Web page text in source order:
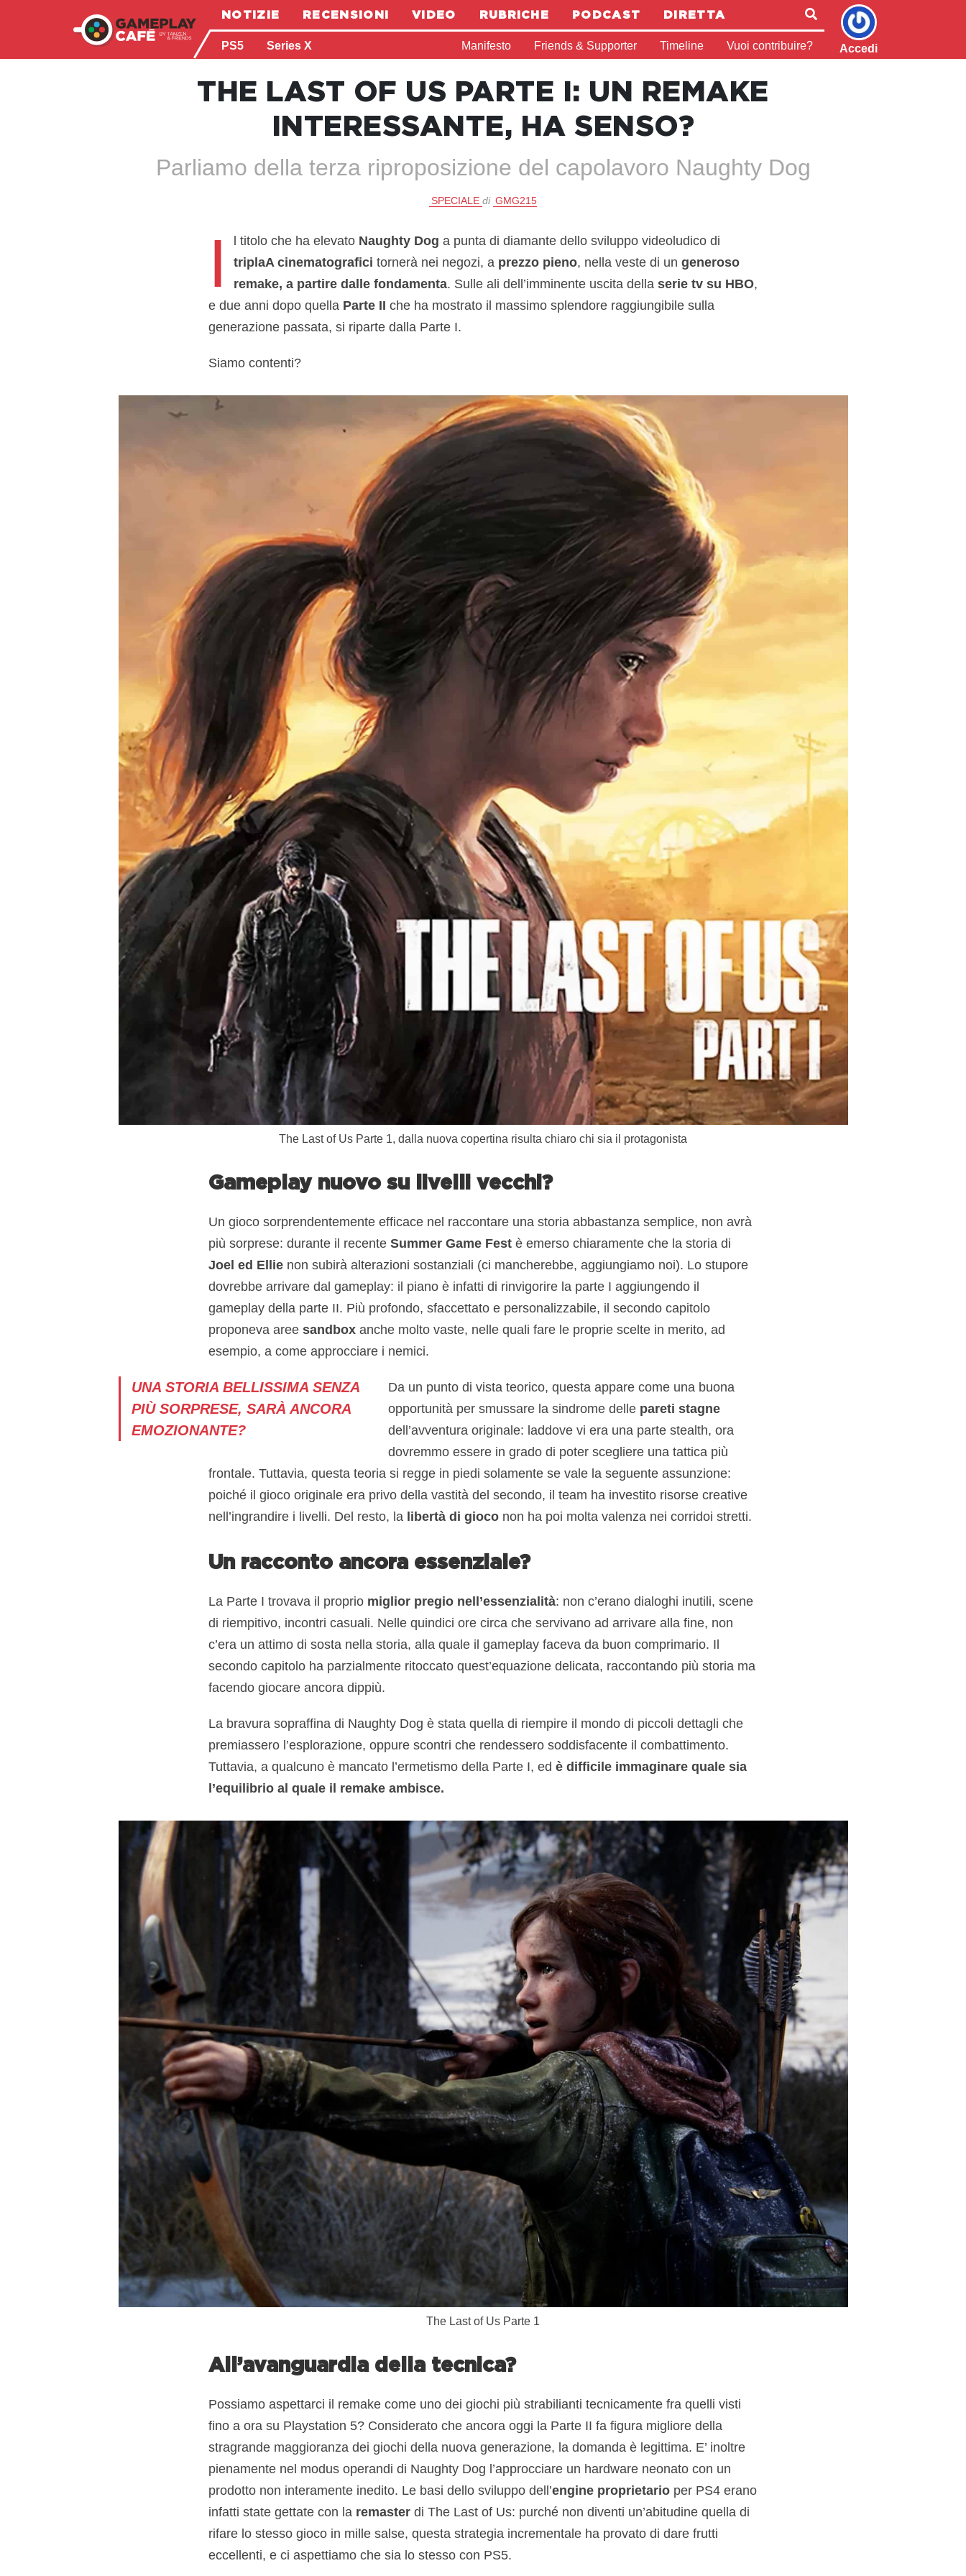
NOTIZIE RECENSIONI VIDEO RUBRICHE PODCAST DIRETTA
PS5 Series X Manifesto Friends & Supporter Timeline Vuoi contribuire? Accedi
THE LAST OF US PARTE I: UN REMAKE
INTERESSANTE, HA SENSO?
Parliamo della terza riproposizione del capolavoro Naughty Dog
SPECIALE di GMG215
I l titolo che ha elevato Naughty Dog a punta di diamante dello sviluppo videoludico di
triplaA cinematografici tornerà nei negozi, a prezzo pieno, nella veste di un generoso
remake, a partire dalle fondamenta. Sulle ali dell’imminente uscita della serie tv su HBO,
e due anni dopo quella Parte II che ha mostrato il massimo splendore raggiungibile sulla
generazione passata, si riparte dalla Parte I.
Siamo contenti?
The Last of Us Parte 1, dalla nuova copertina risulta chiaro chi sia il protagonista
Gameplay nuovo su livelli vecchi?
Un gioco sorprendentemente efficace nel raccontare una storia abbastanza semplice, non avrà
più sorprese: durante il recente Summer Game Festè emerso chiaramente che la storia di
Joel ed Ellienon subirà alterazioni sostanziali (ci mancherebbe, aggiungiamo noi). Lo stupore
dovrebbe arrivare dal gameplay: il piano è infatti di rinvigorire la parte I aggiungendo il
gameplay della parte II. Più profondo, sfaccettato e personalizzabile, il secondo capitolo
proponeva aree sandboxanche molto vaste, nelle quali fare le proprie scelte in merito, ad
esempio, a come approcciare i nemici.
UNA STORIA BELLISSIMA SENZA
PIÙ SORPRESE, SARÀ ANCORA
EMOZIONANTE?
Da un punto di vista teorico, questa appare come una buona
opportunità per smussare la sindrome delle pareti stagne
dell’avventura originale: laddove vi era una parte stealth, ora
dovremmo essere in grado di poter scegliere una tattica più
frontale. Tuttavia, questa teoria si regge in piedi solamente se vale la seguente assunzione:
poiché il gioco originale era privo della vastità del secondo, il team ha investito risorse creative
nell’ingrandire i livelli. Del resto, la libertà di gioconon ha poi molta valenza nei corridoi stretti.
Un racconto ancora essenziale?
La Parte I trovava il proprio miglior pregio nell’essenzialità: non c’erano dialoghi inutili, scene
di riempitivo, incontri casuali. Nelle quindici ore circa che servivano ad arrivare alla fine, non
c’era un attimo di sosta nella storia, alla quale il gameplay faceva da buon comprimario. Il
secondo capitolo ha parzialmente ritoccato quest’equazione delicata, raccontando più storia ma
facendo giocare ancora dippiù.
La bravura sopraffina di Naughty Dog è stata quella di riempire il mondo di piccoli dettagli che
premiassero l’esplorazione, oppure scontri che rendessero soddisfacente il combattimento.
Tuttavia, a qualcuno è mancato l’ermetismo della Parte I, ed è difficile immaginare quale sia
l’equilibrio al quale il remake ambisce.
The Last of Us Parte 1
All’avanguardia della tecnica?
Possiamo aspettarci il remake come uno dei giochi più strabilianti tecnicamente fra quelli visti
fino a ora su Playstation 5? Considerato che ancora oggi la Parte II fa figura migliore della
stragrande maggioranza dei giochi della nuova generazione, la domanda è legittima. E’ inoltre
pienamente nel modus operandi di Naughty Dog l’approcciare un hardware neonato con un
prodotto non interamente inedito. Le basi dello sviluppo dell’engine proprietarioper PS4 erano
infatti state gettate con la remasterdi The Last of Us: purché non diventi un’abitudine quella di
rifare lo stesso gioco in mille salse, questa strategia incrementale ha provato di dare frutti
eccellenti, e ci aspettiamo che sia lo stesso con PS5.